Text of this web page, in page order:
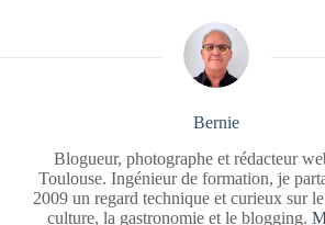
Bernie
Blogueur, photographe et rédacteur
Toulouse. Ingénieur de formation, je
2009 un regard technique et curieux sur
culture, la gastronomie et le blogging.